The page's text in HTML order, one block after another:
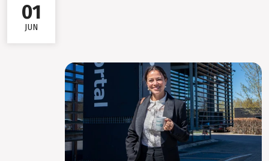
01
JUN